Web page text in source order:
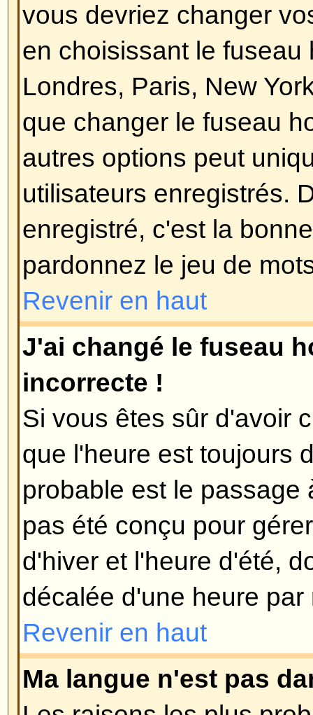
nom d'utilisateur dans les sujets
dans votre profil selon le thème
messages que vous avez
identifier certains utilisateurs,
administrateurs peuvent avoir
leur est propre. Veuillez ne pas
le forum dans le but d'élever
probablement un modérateur
vous abaissera simplement le
total de messages.
Revenir en haut
Lorsque je clique sur le lien
on me demande de me
Désolé, mais seuls les
mail intégré au forum (dans le
aurait activé cette
l'utilisation malveillante du
utilisateurs anonymes.
Revenir en haut
Comment puis-je poster un
Facile, cliquez sur le bouton
du forum, soit sur la page du